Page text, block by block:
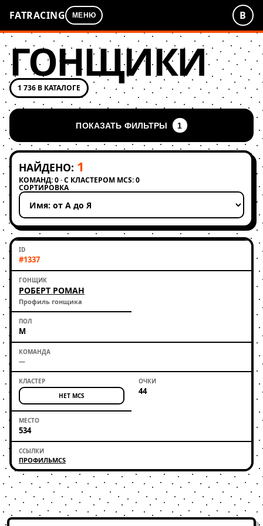
FATRACING МЕНЮ В
ГОНЩИКИ
1 736 В КАТАЛОГЕ
ПОКАЗАТЬ ФИЛЬТРЫ 1
НАЙДЕНО: 1
КОМАНД: 0 · С КЛАСТЕРОМ MCS: 0
СОРТИРОВКА
Применить сортировку
#1337
РОБЕРТ РОМАН
Профиль гонщика
М
—
НЕТ MCS 44
534
ПРОФИЛЬMCS